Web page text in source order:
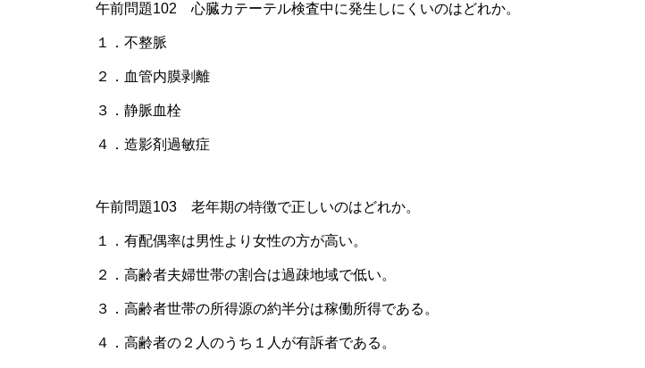
午前問題102 心臓カテーテル検査中に発生しにくいのはどれか。
１．不整脈
２．血管内膜剥離
３．静脈血栓
４．造影剤過敏症
午前問題103 老年期の特徴で正しいのはどれか。
１．有配偶率は男性より女性の方が高い。
２．高齢者夫婦世帯の割合は過疎地域で低い。
３．高齢者世帯の所得源の約半分は稼働所得である。
４．高齢者の２人のうち１人が有訴者である。